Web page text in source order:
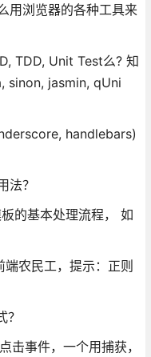
用浏览器的各种工具来
TDD, Unit Test么? 知
sinon, jasmin, qUni
handlebars)
法？
的基本处理流程， 如
农民工，提示：正则
击事件，一个用捕获，